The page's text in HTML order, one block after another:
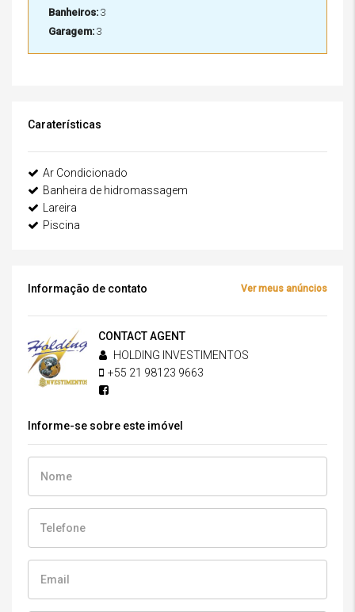
Banheiros: 3
Garagem: 3
Caraterísticas
Ar Condicionado
Banheira de hidromassagem
Lareira
Piscina
Informação de contato Ver meus anúncios
CONTACT AGENT
HOLDING INVESTIMENTOS
+55 21 98123 9663
Informe-se sobre este imóvel